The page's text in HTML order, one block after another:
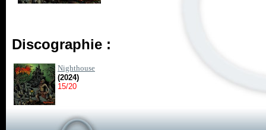
Discographie :
Nighthouse
(2024)
15/20